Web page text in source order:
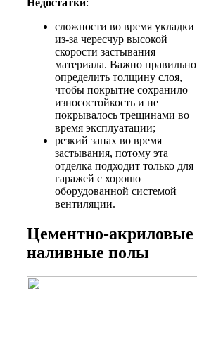
Недостатки:
сложности во время укладки
из-за чересчур высокой
скорости застывания
материала. Важно правильно
определить толщину слоя,
чтобы покрытие сохранило
износостойкость и не
покрывалось трещинами во
время эксплуатации;
резкий запах во время
застывания, потому эта
отделка подходит только для
гаражей с хорошо
оборудованной системой
вентиляции.
Цементно-акриловые
наливные полы